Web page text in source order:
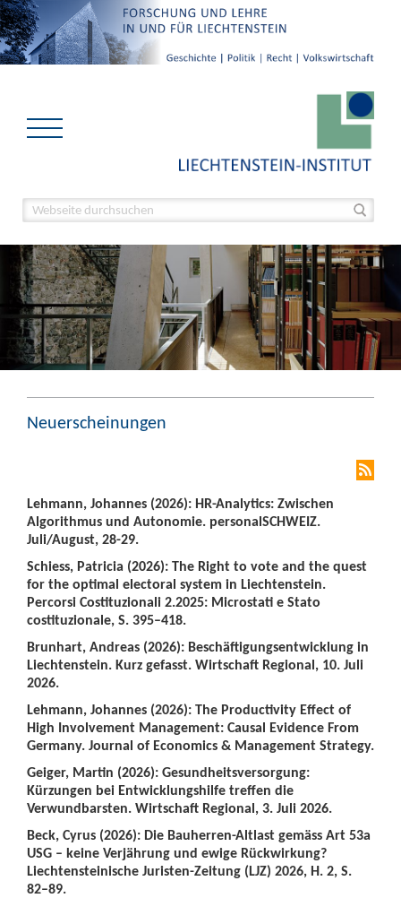
Neuerscheinungen
Lehmann, Johannes (2026): HR-Analytics: Zwischen
Algorithmus und Autonomie. personalSCHWEIZ.
Juli/August, 28-29.
Schiess, Patricia (2026): The Right to vote and the quest
for the optimal electoral system in Liechtenstein.
Percorsi Costituzionali 2.2025: Microstati e Stato
costituzionale, S. 395–418.
Brunhart, Andreas (2026): Beschäftigungsentwicklung in
Liechtenstein. Kurz gefasst. Wirtschaft Regional, 10. Juli
2026.
Lehmann, Johannes (2026): The Productivity Effect of
High Involvement Management: Causal Evidence From
Germany. Journal of Economics & Management Strategy.
Geiger, Martin (2026): Gesundheitsversorgung:
Kürzungen bei Entwicklungshilfe treffen die
Verwundbarsten. Wirtschaft Regional, 3. Juli 2026.
Beck, Cyrus (2026): Die Bauherren-Altlast gemäss Art 53a
USG – keine Verjährung und ewige Rückwirkung?
Liechtensteinische Juristen-Zeitung (LJZ) 2026, H. 2, S.
82–89.